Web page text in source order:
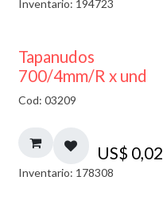
Inventario: 194723
Tapanudos
700/4mm/R x und
Cod: 03209
US$ 0,02
Inventario: 178308